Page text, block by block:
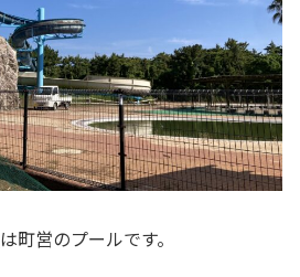
は町営のプールです。